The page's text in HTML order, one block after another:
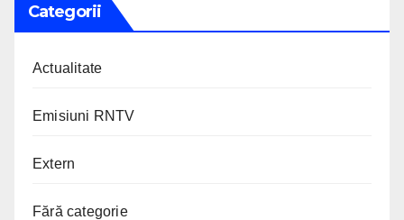
Categorii
Actualitate
Emisiuni RNTV
Extern
Fără categorie